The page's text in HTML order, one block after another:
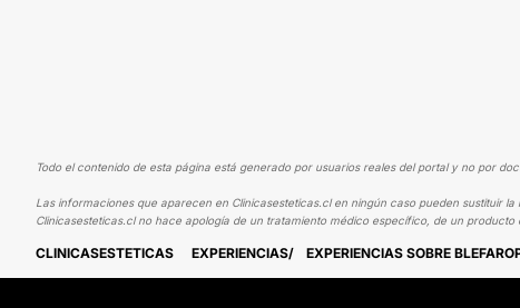
Todo el contenido de esta página está generado por usuarios reales del portal y no por
Las informaciones que aparecen en Clinicasesteticas.cl en ningún caso pueden sustituir
Clinicasesteticas.cl no hace apología de un tratamiento médico específico, de un producto
CLINICASESTETICAS EXPERIENCIAS EXPERIENCIAS SOBRE